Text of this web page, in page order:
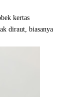
kertas
diraut, biasanya